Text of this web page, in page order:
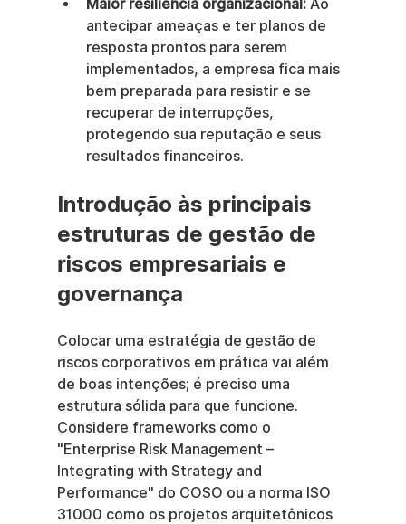
Maior resiliência organizacional: Ao
antecipar ameaças e ter planos de
resposta prontos para serem
implementados, a empresa fica mais
bem preparada para resistir e se
recuperar de interrupções,
protegendo sua reputação e seus
resultados financeiros.
Introdução às principais
estruturas de gestão de
riscos empresariais e
governança
Colocar uma estratégia de gestão de
riscos corporativos em prática vai além
de boas intenções; é preciso uma
estrutura sólida para que funcione.
Considere frameworks como o
"Enterprise Risk Management –
Integrating with Strategy and
Performance" do COSO ou a norma ISO
31000 como os projetos arquitetônicos